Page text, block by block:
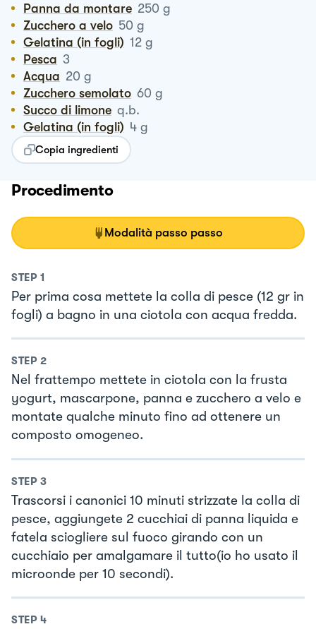
Panna da montare 250 g
Zucchero a velo 50 g
Gelatina (in fogli) 12 g
Pesca 3
Acqua 20 g
Zucchero semolato 60 g
Succo di limone q.b.
Gelatina (in fogli) 4 g
Copia ingredienti
Procedimento
Modalità passo passo
STEP 1
Per prima cosa mettete la colla di pesce (12 gr in
fogli) a bagno in una ciotola con acqua fredda.
STEP 2
Nel frattempo mettete in ciotola con la frusta
yogurt, mascarpone, panna e zucchero a velo e
montate qualche minuto fino ad ottenere un
composto omogeneo.
STEP 3
Trascorsi i canonici 10 minuti strizzate la colla di
pesce, aggiungete 2 cucchiai di panna liquida e
fatela sciogliere sul fuoco girando con un
cucchiaio per amalgamare il tutto(io ho usato il
microonde per 10 secondi).
STEP 4